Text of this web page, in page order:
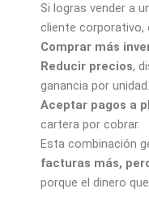
Si logras vender a
cliente corporativo,
Comprar más
Reducir precios,
ganancia por unidad.
Aceptar pagos a
cartera por cobrar.
Esta combinación
facturas más,
porque el dinero